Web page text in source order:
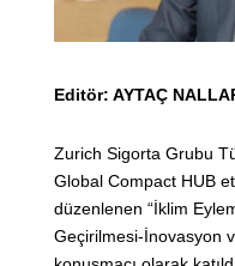
Editör: AYTAÇ
Zurich Sigorta Grubu
Global Compact HUB
düzenlenen “İklim
Geçirilmesi-İnovasyon